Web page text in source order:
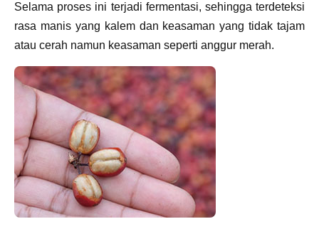
Selama proses ini terjadi fermentasi, sehingga terdeteksi
rasa manis yang kalem dan keasaman yang tidak tajam
atau cerah namun keasaman seperti anggur merah.